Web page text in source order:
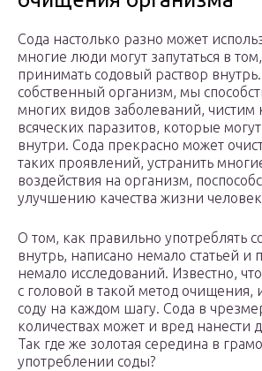
Сода настолько разно может
многие люди могут запутаться в
принимать содовый раствор
собственный организм, мы
многих видов заболеваний, чистим
всяческих паразитов, которые
внутри. Сода прекрасно может
таких проявлений, устранить
воздействия на организм,
улучшению качества жизни
О том, как правильно употреблять
внутрь, написано немало статьей и
немало исследований. Известно,
с головой в такой метод очищения,
соду на каждом шагу. Сода в
количествах может и вред нанести
Так где же золотая середина в
употреблении соды?